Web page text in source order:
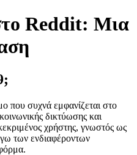
Reddit: Μια
που συχνά εμφανίζεται στο
δικτύωσης και
χρήστης, γνωστός ως
των ενδιαφέροντων